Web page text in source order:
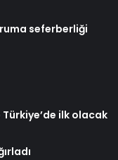
seferberliği
ilk olacak